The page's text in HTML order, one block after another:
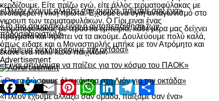
κερδίζουμε. Είτε παίζω εγώ, είτε άλλος τερματοφύλακας με
ενδιαφέρει η νίκη πρώτα. Έχουμε ένα υγιή ανταγωνισμό στο
γκρουπ των τερματοφυλάκων. Ο Γίρι ειναι ένας
τερματοφύλακας με τεράστια εμπειρία, κάθε μέρα μας δείχνει
πράγματα και πρέπει να τα ακούμε. Δουλεύουμε πολύ καλά,
όπως ειδατε και ο Μοναστηρλής μπήκε με τον Ατρόμητο και
έκανε ένα πολύ καλό παιχνίδι».
Advertisement
Facebook
Twitter
EmailPinterest
WhatsApp
LinkedIn
Telegram
«Πλέον έχουμε αλλάξει σαν ομάδα, παίξαμε σαν ένα»
«Το πιο σημαντικό είναι η αυτοπεποίθηση των
ποδοσφαιριστών»
«Πάμε να διεκδικήσουμε την οκτάδα»
«Είναι απόλαυση να παίζεις για τον κόσμο του ΠΑΟΚ»
«Θα τα δώσουμε όλα κόντρα στη Λιόν για την οκτάδα»
Ποδόσφαιρο
«Πλέον έχουμε αλλάξει σαν ομάδα, παίξαμε σαν ένα»